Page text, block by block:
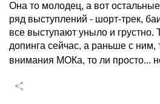
Она то молодец, а вот
ряд выступлений - шорт-трек,
все выступают уныло и грустно.
допинга сейчас, а раньше с ним,
внимания МОКа, то ли просто...